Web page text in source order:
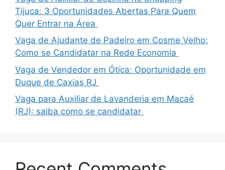
Tijuca: 3 Oportunidades Abertas Para Quem
Quer Entrar na Área
Vaga de Ajudante de Padeiro em Cosme Velho:
Como se Candidatar na Rede Economia
Vaga de Vendedor em Ótica: Oportunidade em
Duque de Caxias RJ
Vaga para Auxiliar de Lavanderia em Macaé
(RJ): saiba como se candidatar